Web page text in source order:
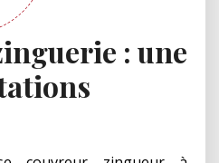
: une